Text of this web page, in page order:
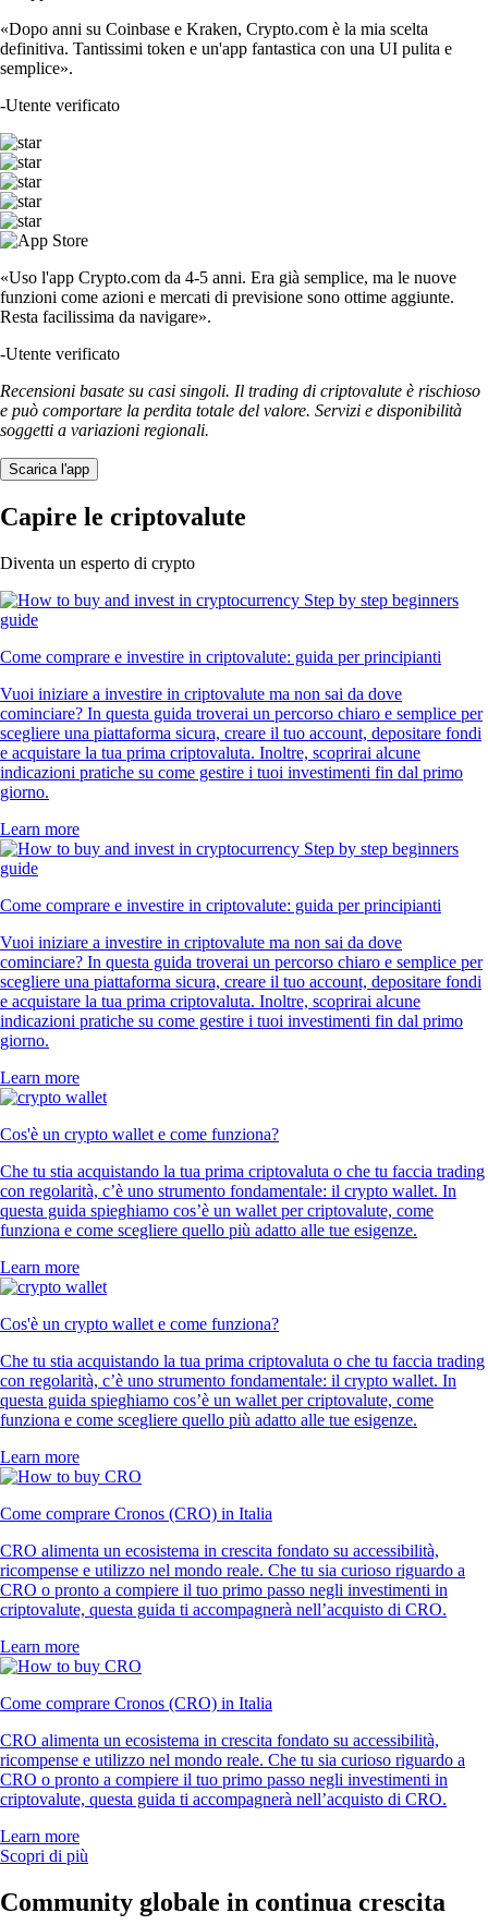
«Dopo anni su Coinbase e Kraken, Crypto.com è la mia scelta
definitiva. Tantissimi token e un'app fantastica con una UI pulita e
semplice».
-Utente verificato
«Uso l'app Crypto.com da 4-5 anni. Era già semplice, ma le nuove
funzioni come azioni e mercati di previsione sono ottime aggiunte.
Resta facilissima da navigare».
-Utente verificato
Recensioni basate su casi singoli. Il trading di criptovalute è rischioso
e può comportare la perdita totale del valore. Servizi e disponibilità
soggetti a variazioni regionali.
Scarica l'app
Capire le criptovalute
Diventa un esperto di crypto
Come comprare e investire in criptovalute: guida per principianti
Vuoi iniziare a investire in criptovalute ma non sai da dove
cominciare? In questa guida troverai un percorso chiaro e semplice per
scegliere una piattaforma sicura, creare il tuo account, depositare fondi
e acquistare la tua prima criptovaluta. Inoltre, scoprirai alcune
indicazioni pratiche su come gestire i tuoi investimenti fin dal primo
giorno.
Learn more
Come comprare e investire in criptovalute: guida per principianti
Vuoi iniziare a investire in criptovalute ma non sai da dove
cominciare? In questa guida troverai un percorso chiaro e semplice per
scegliere una piattaforma sicura, creare il tuo account, depositare fondi
e acquistare la tua prima criptovaluta. Inoltre, scoprirai alcune
indicazioni pratiche su come gestire i tuoi investimenti fin dal primo
giorno.
Learn more
Cos'è un crypto wallet e come funziona?
Che tu stia acquistando la tua prima criptovaluta o che tu faccia trading
con regolarità, c’è uno strumento fondamentale: il crypto wallet. In
questa guida spieghiamo cos’è un wallet per criptovalute, come
funziona e come scegliere quello più adatto alle tue esigenze.
Learn more
Cos'è un crypto wallet e come funziona?
Che tu stia acquistando la tua prima criptovaluta o che tu faccia trading
con regolarità, c’è uno strumento fondamentale: il crypto wallet. In
questa guida spieghiamo cos’è un wallet per criptovalute, come
funziona e come scegliere quello più adatto alle tue esigenze.
Learn more
Come comprare Cronos (CRO) in Italia
CRO alimenta un ecosistema in crescita fondato su accessibilità,
ricompense e utilizzo nel mondo reale. Che tu sia curioso riguardo a
CRO o pronto a compiere il tuo primo passo negli investimenti in
criptovalute, questa guida ti accompagnerà nell’acquisto di CRO.
Learn more
Come comprare Cronos (CRO) in Italia
CRO alimenta un ecosistema in crescita fondato su accessibilità,
ricompense e utilizzo nel mondo reale. Che tu sia curioso riguardo a
CRO o pronto a compiere il tuo primo passo negli investimenti in
criptovalute, questa guida ti accompagnerà nell’acquisto di CRO.
Learn more
Scopri di più
Community globale in continua crescita